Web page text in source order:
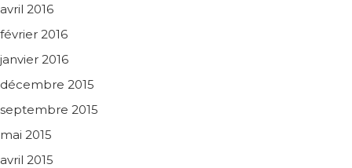
avril 2016
février 2016
janvier 2016
décembre 2015
septembre 2015
mai 2015
avril 2015